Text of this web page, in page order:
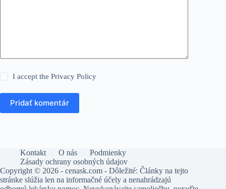
I accept thePrivacy Policy
Pridať komentár
Kontakt O nás
Podmienky
Zásady ochrany osobných údajov
Copyright © 2026 - cenask.com - Dôležité: Články na tejto
stránke slúžia len na informačné účely a nenahrádzajú